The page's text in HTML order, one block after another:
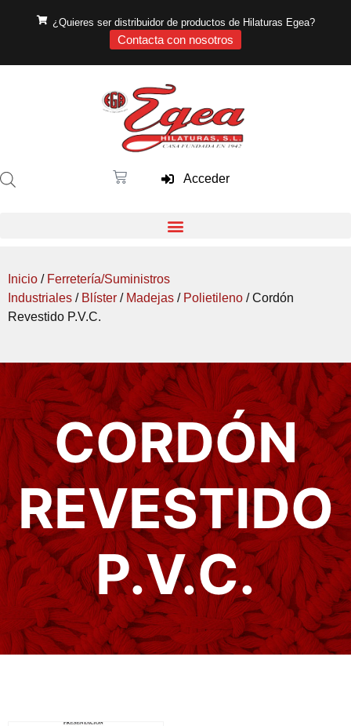
¿Quieres ser distribuidor de productos de Hilaturas Egea?
Contacta con nosotros
Acceder
Inicio / Ferretería/Suministros
Industriales / Blíster / Madejas / Polietileno / Cordón
Revestido P.V.C.
CORDÓN
REVESTIDO
P.V.C.